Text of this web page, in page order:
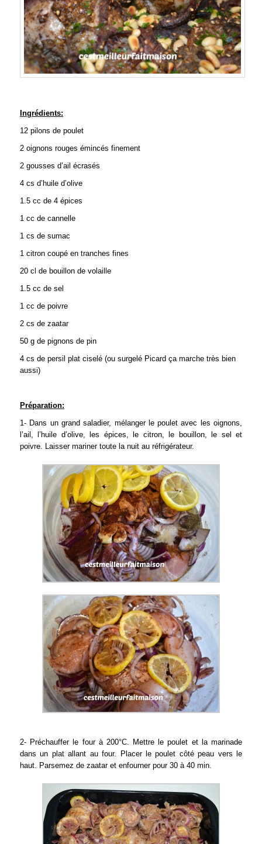
Ingrédients:
12 pilons de poulet
2 oignons rouges émincés finement
2 gousses d’ail écrasés
4 cs d’huile d’olive
1.5 cc de 4 épices
1 cc de cannelle
1 cs de sumac
1 citron coupé en tranches fines
20 cl de bouillon de volaille
1.5 cc de sel
1 cc de poivre
2 cs de zaatar
50 g de pignons de pin
4 cs de persil plat ciselé (ou surgelé Picard ça marche très bien
aussi)
Préparation:
1- Dans un grand saladier, mélanger le poulet avec les oignons,
l’ail, l’huile d’olive, les épices, le citron, le bouillon, le sel et
poivre. Laisser mariner toute la nuit au réfrigérateur.
2- Préchauffer le four à 200°C. Mettre le poulet et la marinade
dans un plat allant au four. Placer le poulet côté peau vers le
haut. Parsemez de zaatar et enfourner pour 30 à 40 min.